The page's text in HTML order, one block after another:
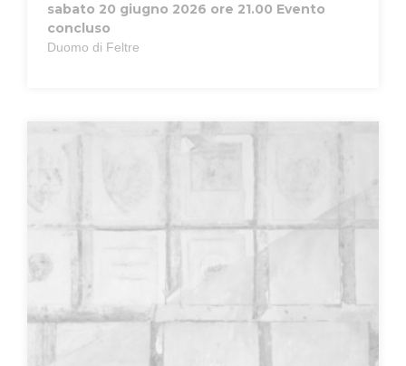
sabato 20 giugno 2026 ore 21.00 Evento
concluso
Duomo di Feltre